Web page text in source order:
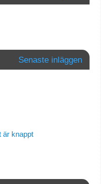
Senaste inläggen
är knappt